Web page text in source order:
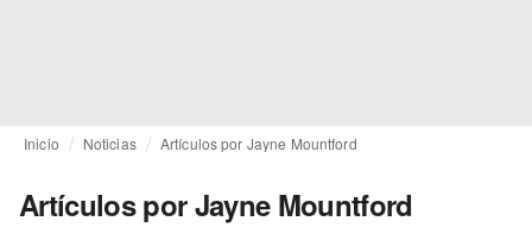
Inicio Noticias Artículos por Jayne Mountford
Artículos por Jayne Mountford